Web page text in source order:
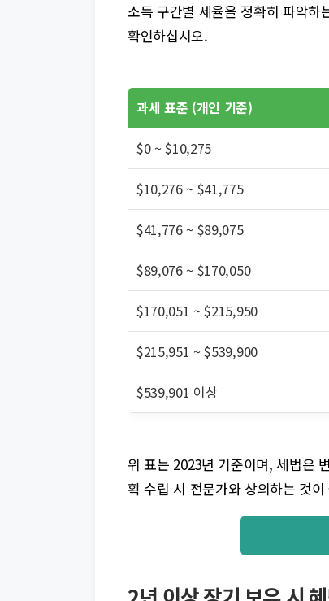
소득 구간별 세율을 정확히 파악하
확인하십시오.
과세 표준 (개인 기준)
$0 ~ $10,275
$10,276 ~ $41,775
$41,776 ~ $89,075
$89,076 ~ $170,050
$170,051 ~ $215,950
$215,951 ~ $539,900
$539,901 이상
위 표는 2023년 기준이며, 세법은
획 수립 시 전문가와 상의하는 것